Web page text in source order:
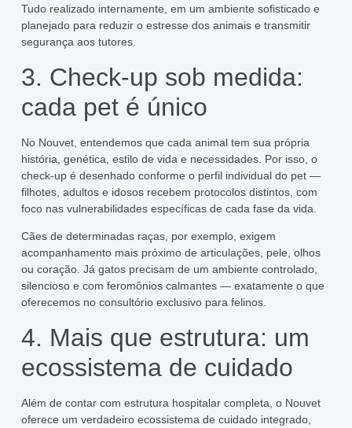
Tudo realizado internamente, em um ambiente sofisticado e
planejado para reduzir o estresse dos animais e transmitir
segurança aos tutores.
3. Check-up sob medida:
cada pet é único
No Nouvet, entendemos que cada animal tem sua própria
história, genética, estilo de vida e necessidades. Por isso, o
check-up é desenhado conforme o perfil individual do pet —
filhotes, adultos e idosos recebem protocolos distintos, com
foco nas vulnerabilidades específicas de cada fase da vida.
Cães de determinadas raças, por exemplo, exigem
acompanhamento mais próximo de articulações, pele, olhos
ou coração. Já gatos precisam de um ambiente controlado,
silencioso e com feromônios calmantes — exatamente o que
oferecemos no consultório exclusivo para felinos.
4. Mais que estrutura: um
ecossistema de cuidado
Além de contar com estrutura hospitalar completa, o Nouvet
oferece um verdadeiro ecossistema de cuidado integrado,